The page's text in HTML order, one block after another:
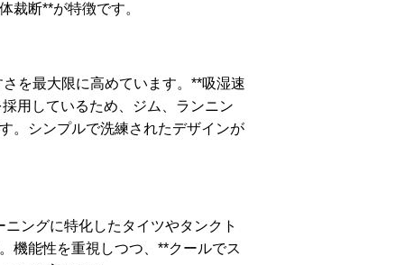
裁断**が特徴です。
を最大限に高めています。**吸湿速
用しているため、ジム、ランニン
。シンプルで洗練されたデザインが
ングに特化したタイツやタンクト
機能性を重視しつつ、**クールでス